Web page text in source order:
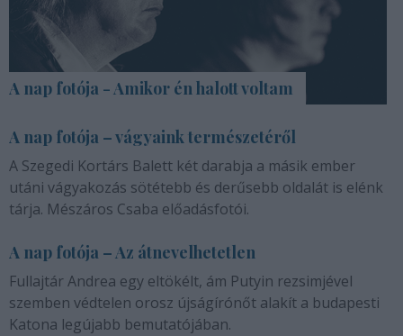
A nap fotója - Amikor én halott voltam
A nap fotója – vágyaink természetéről
A Szegedi Kortárs Balett két darabja a másik ember
utáni vágyakozás sötétebb és derűsebb oldalát is elénk
tárja. Mészáros Csaba előadásfotói.
A nap fotója – Az átnevelhetetlen
Fullajtár Andrea egy eltökélt, ám Putyin rezsimjével
szemben védtelen orosz újságírónőt alakít a budapesti
Katona legújabb bemutatójában.